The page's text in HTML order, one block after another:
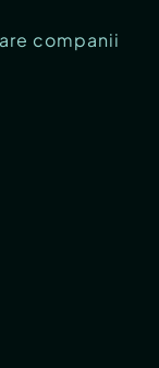
companii